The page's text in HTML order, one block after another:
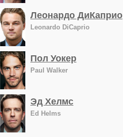
Леонардо ДиКаприо
Leonardo DiCaprio
Пол Уокер
Paul Walker
Эд Хелмс
Ed Helms